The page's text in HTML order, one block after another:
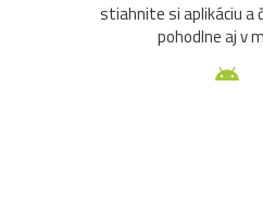
stiahnite si aplikáciu a
pohodlne aj v